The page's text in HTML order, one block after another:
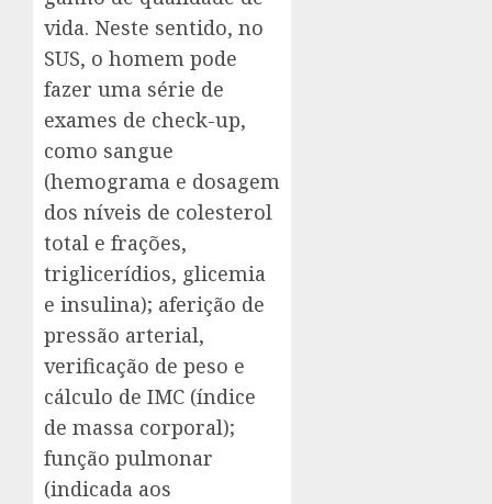
vida. Neste sentido, no
SUS, o homem pode
fazer uma série de
exames de check-up,
como sangue
(hemograma e dosagem
dos níveis de colesterol
total e frações,
triglicerídios, glicemia
e insulina); aferição de
pressão arterial,
verificação de peso e
cálculo de IMC (índice
de massa corporal);
função pulmonar
(indicada aos